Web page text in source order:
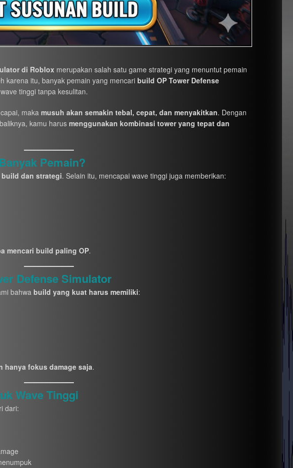
di Robloxmerupakan salah satu game strategi yang menuntut pemain
karena itu, banyak pemain yang mencari build OP Tower Defense
tinggi tanpa kesulitan.
maka musuh akan semakin tebal, cepat, dan menyakitkan. Dengan
kamu harusmenggunakan kombinasi tower yang tepat dan
Pemain?
dan strategi. Selain itu, mencapai wave tinggi juga memberikan:
mencari build paling OP.
Defense Simulator
bahwabuild yang kuat harus memiliki:
hanya fokus damage saja.
Wave Tinggi
dari: